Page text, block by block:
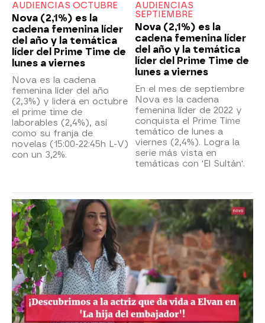
AUDIENCIAS OCTUBRE
Nova (2,1%) es la
cadena femenina líder
del año y la temática
líder del Prime Time de
lunes a viernes
Nova es la cadena
femenina líder del año
(2,3%) y lidera en octubre
el prime time de
laborables (2,4%), así
como su franja de
novelas (15:00-22:45h L-V)
con un 3,2%.
AUDIENCIAS
SEPTIEMBRE
Nova (2,1%) es la
cadena femenina líder
del año y la temática
líder del Prime Time de
lunes a viernes
En el mes de septiembre
Nova es la cadena
femenina líder de 2022 y
conquista el Prime Time
temático de lunes a
viernes (2,4%). Logra la
serie más vista en
temáticas con 'El Sultán'.